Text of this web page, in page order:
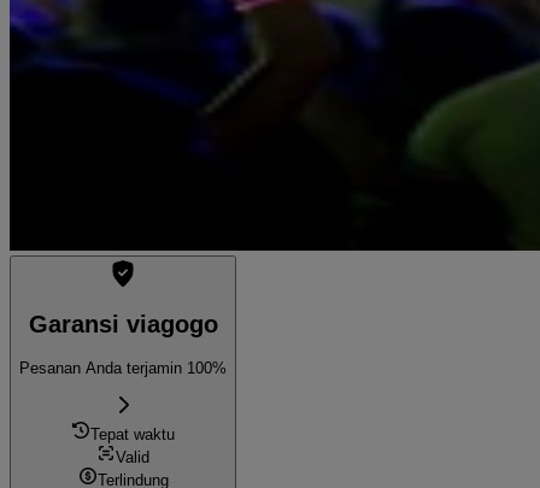
Garansi viagogo
Pesanan Anda terjamin 100%
Tepat waktu
Valid
Terlindung